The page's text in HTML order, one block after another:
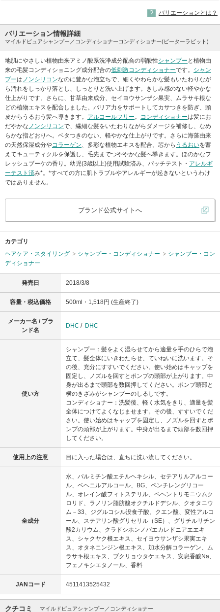
バリエーションとは？
バリエーション情報詳細
マイルドピュアシャンプー／コンディショナーコンディショナー(ピーターラビット)
地肌にやさしい植物由来アミノ酸系洗浄成分配合の弱酸性シャンプー と植物由
来の毛髪コンディショニング成分配合の低刺激コンディショナーです。 シャン
プーは ノンシリコンなのに豊かな泡立ちで、細くやわらかな髪もいたわりなが
ら汚れをしっかり落とし、しっとりと洗い上げます。きしみ感のない軽やかな
仕上がりです。さらに、甘草由来成分、セイヨウサンザシ果実、ムラサキ根な
どの植物エキスを配合しました。バリア力をサポートしてカサつきを防ぎ、頭
皮からうるおう髪へ導きます。 アルコールフリー。 コンディショナーは髪にお
だやかな ノンシリコンで、繊細な髪をいたわりながらダメージを補修し、なめ
らかな指どおりへ。ベタつきのない、軽やかな仕上がりです。さらに海藻由来
の天然保湿成分やコラーゲン、多彩な植物エキスを配合。芯から うるおいを蓄
えてキューティクルを保護し、毛先までつややかな髪へ導きます。ほのかなフ
レッシュブーケの香り。幼児(3歳以上)使用試験済み、パッチテスト・ アレルギ
ーテスト済み*。*すべての方に肌トラブルやアレルギーが起きないというわけ
ではありません。
ブランド公式サイトへ
カテゴリ
ヘアケア・スタイリング
シャンプー・コンディショナー
シャンプー・コン
ディショナー
発売日 2018/3/8
容量・税込価格 500ml・1,518円 (生産終了)
メーカー名 / ブラ
ンド名
DHC / DHC
使い方
シャンプー：髪をよく湿らせてから適量を手のひらで泡
立て、髪全体にいきわたらせ、ていねいに洗います。そ
の後、充分にすすいでください。使い始めはキャップを
固定し、ノズルを回すとポンプの頭部が上がります。中
身が出るまで頭部を数回押してください。ポンプ頭部と
横のきざみがシャンプーのしるしです。
コンディショナー：洗髪後、軽く水気をきり、適量を髪
全体につけてよくなじませます。その後、すすいでくだ
さい。使い始めはキャップを固定し、ノズルを回すとポ
ンプの頭部が上がります。中身が出るまで頭部を数回押
してください。
使用上の注意 目に入った場合は、直ちに洗い流してください。
全成分
水、パルミチン酸エチルヘキシル、セテアリルアルコー
ル、ベヘニルアルコール、BG、ペンチレングリコー
ル、オレイン酸フィトステリル、ベヘントリモニウムク
ロリド、ラノリン脂肪酸オクチルドデシル、クオタニウ
ム－33、ジグルコシル没食子酸、クエン酸、変性アルコ
ール、ステアリン酸グリセリル（SE）、グリチルリチン
酸2カリウム、クラドシホンノバエカレドニアエエキ
ス、シャクヤク根エキス、セイヨウサンザシ果実エキ
ス、オタネニンジン根エキス、加水分解コラーゲン、ム
ラサキ根エキス、ブクリョウタケエキス、安息香酸Na、
フェノキシエタノール、香料
JANコード 4511413525432
クチコミ マイルドピュアシャンプー／コンディショナー